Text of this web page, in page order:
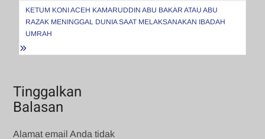
KETUM KONI ACEH KAMARUDDIN ABU BAKAR ATAU ABU
RAZAK MENINGGAL DUNIA SAAT MELAKSANAKAN IBADAH
UMRAH
Tinggalkan
Balasan
Alamat email Anda tidak